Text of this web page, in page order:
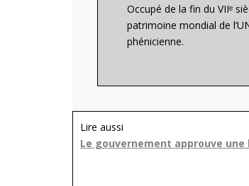
Occupé de la fin du VIIᵉ
patrimoine mondial de
phénicienne.
Lire aussi
Le gouvernement approuve